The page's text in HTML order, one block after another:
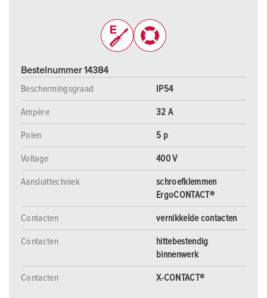
Bestelnummer 14384
Beschermingsgraad
IP54
Ampère 32 A
Polen 5 p
Voltage 400 V
Aansluittechniek
schroefklemmen
ErgoCONTACT®
Contacten vernikkelde contacten
Contacten
hittebestendig
binnenwerk
Contacten X-CONTACT®